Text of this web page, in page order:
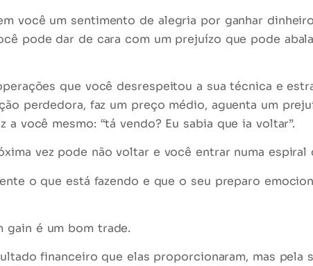
você um sentimento de alegria por ganhar
pode dar de cara com um prejuízo que pode
que vocêdesrespeitou a sua técnica e
perdedora, faz um preço médio, aguenta um
você mesmo: “tá vendo? Eu sabia que ia voltar”.
vez pode não voltar e você entrar numa espiral
o que está fazendo e que o seu preparo
gain é um bom trade.
financeiro que elas proporcionaram, mas pela